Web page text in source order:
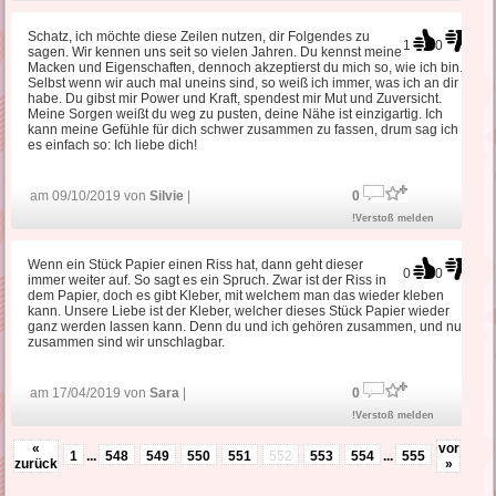
1 0
Schatz, ich möchte diese Zeilen nutzen, dir Folgendes zu
sagen. Wir kennen uns seit so vielen Jahren. Du kennst meine
Macken und Eigenschaften, dennoch akzeptierst du mich so, wie ich bin.
Selbst wenn wir auch mal uneins sind, so weiß ich immer, was ich an dir
habe. Du gibst mir Power und Kraft, spendest mir Mut und Zuversicht.
Meine Sorgen weißt du weg zu pusten, deine Nähe ist einzigartig. Ich
kann meine Gefühle für dich schwer zusammen zu fassen, drum sag ich
es einfach so: Ich liebe dich!
am 09/10/2019 vonSilvie 0
!Verstoß melden
0 0
Wenn ein Stück Papier einen Riss hat, dann geht dieser
immer weiter auf. So sagt es ein Spruch. Zwar ist der Riss in
dem Papier, doch es gibt Kleber, mit welchem man das wieder kleben
kann. Unsere Liebe ist der Kleber, welcher dieses Stück Papier wieder
ganz werden lassen kann. Denn du und ich gehören zusammen, und nur
zusammen sind wir unschlagbar.
am 17/04/2019 vonSara 0
!Verstoß melden
«
zurück
1 ... 548 549 550 551 552 553 554 ... 555
vor
»